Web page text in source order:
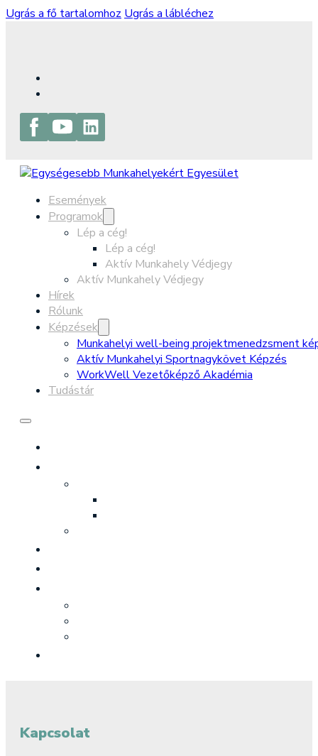
Ugrás a fő tartalomhoz Ugrás a lábléchez
Események
Programok
Lép a cég!
Lép a cég!
Aktív Munkahely Védjegy
Aktív Munkahely Védjegy
Hírek
Rólunk
Képzések
Munkahelyi well-being projektmenedzsment
Aktív Munkahelyi Sportnagykövet Képzés
WorkWell Vezetőképző Akadémia
Tudástár
Kapcsolat